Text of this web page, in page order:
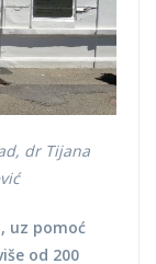
dr Tijana
uz pomoć
od 200